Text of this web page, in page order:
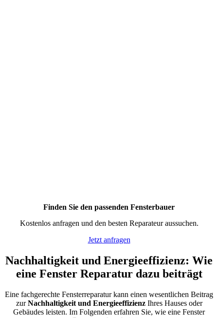
Finden Sie den passenden Fensterbauer
Kostenlos anfragen und den besten Reparateur aussuchen.
Jetzt anfragen
Nachhaltigkeit und Energieeffizienz: Wie
eine Fenster Reparatur dazu beiträgt
Eine fachgerechte Fensterreparatur kann einen wesentlichen Beitrag
zurNachhaltigkeit und EnergieeffizienzIhres Hauses oder
Gebäudes leisten. Im Folgenden erfahren Sie, wie eine Fenster